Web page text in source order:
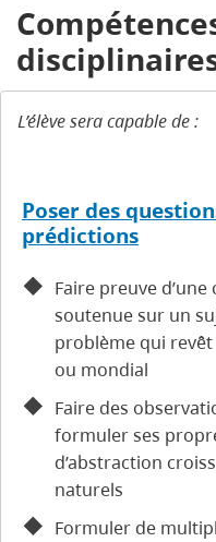
L’élève sera capable de :
Poser des
prédictions
Faire preuve
soutenue sur un
problème qui
ou mondial
Faire des
formuler ses
d’abstraction
naturels
Formuler de